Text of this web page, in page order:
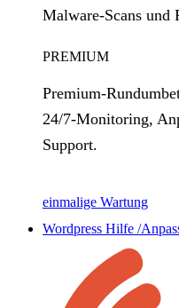
Malware‑Scans und
PREMIUM
24/7‑Monitoring,
Support.
einmalige Wartung
Wordpress Hilfe /